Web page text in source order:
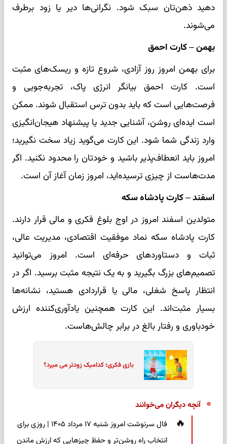
دهید ذهن‌تان سبک شود. نگرانی‌ها دیر یا زود برطرف
می‌شوند.
بهمن – کارت احمق
برای بهمن امروز روز آزادی، شروع تازه و ریسک‌های مثبت
است. کارت احمق بیانگر انرژی پاک، تجربه‌جویی و
فرصت‌هایی است که باید بدون ترس استقبال شوند. ممکن
است ایده‌ای روشن، آشنایی جدید یا پیشنهاد هیجان‌انگیزی
وارد زندگی شما شود. این کارت می‌گوید زیاد سخت نگیرید؛
امروز باید انعطاف‌پذیر باشید و خودتان را محدود نکنید. اگر
مدت‌هاست از چیزی ترسیده‌اید، امروز زمان آغاز آن است.
اسفند – کارت پادشاه سکه
متولدین اسفند امروز در اوج بلوغ فکری و مالی قرار دارند.
کارت پادشاه سکه نماد موفقیت اقتصادی، مدیریت عالی،
ثبات و دستاوردهای حرفه‌ای است. امروز می‌توانید
تصمیم‌های بزرگ بگیرید و به یک نتیجه مثبت برسید. اگر در
انتظار پاسخ شغلی، مالی یا قراردادی هستید، نشانه‌ها
بسیار مثبت‌اند. این کارت همچنین یادآوری‌کننده ارزش
خودباوری و رفتار بالغ در برابر چالش‌هاست.
بازی فکری؛ کدامیک زودتر می میرد؟
آنچه دیگران می‌خوانند
فال سرنوشت امروز شنبه ۱۷ مرداد ۱۴۰۵ | روزی برای
انتخاب راه روشن‌تر و حفظ چیزهایی که ارزش ماندن